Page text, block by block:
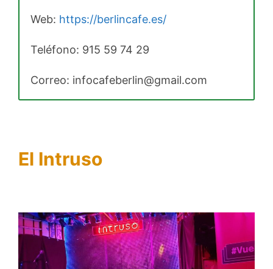
Web: https://berlincafe.es/
Teléfono: 915 59 74 29
Correo: infocafeberlin@gmail.com
El Intruso